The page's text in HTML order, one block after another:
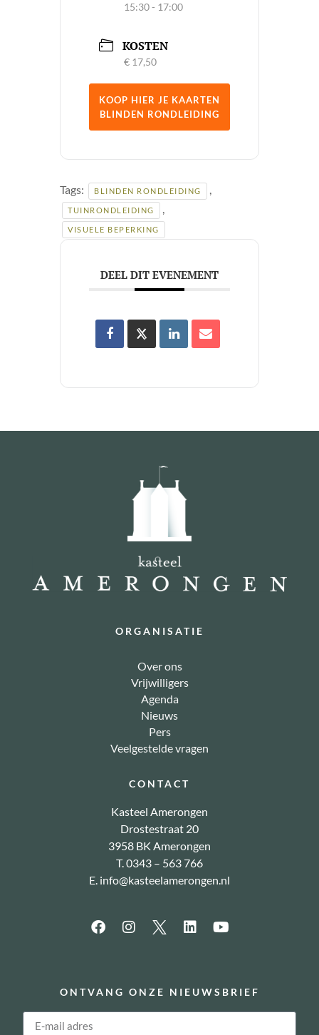
15:30 - 17:00
KOSTEN
€ 17,50
KOOP HIER JE KAARTEN
BLINDEN RONDLEIDING
Tags: BLINDEN RONDLEIDING ,
TUINRONDLEIDING ,
VISUELE BEPERKING
DEEL DIT EVENEMENT
ORGANISATIE
Over ons
Vrijwilligers
Agenda
Nieuws
Pers
Veelgestelde vragen
CONTACT
Kasteel Amerongen
Drostestraat 20
3958 BK Amerongen
T. 0343 – 563 766
E. info@kasteelamerongen.nl
ONTVANG ONZE NIEUWSBRIEF